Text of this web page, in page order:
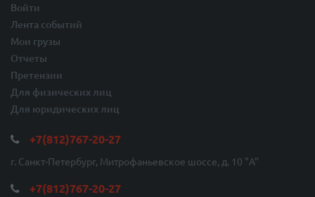
Войти
Лента событий
Мои грузы
Отчеты
Претензии
Для физических лиц
Для юридических лиц
+7(812)767-20-27
г. Санкт-Петербург, Митрофаньевское шоссе, д. 10 "A"
+7(812)767-20-27